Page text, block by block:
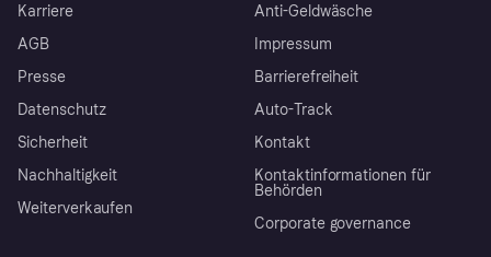
Karriere
AGB
Presse
Datenschutz
Sicherheit
Nachhaltigkeit
Weiterverkaufen
Anti-Geldwäsche
Impressum
Barrierefreiheit
Auto-Track
Kontakt
Kontaktinformationen für
Behörden
Corporate governance